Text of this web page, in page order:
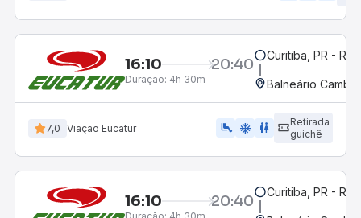
16:10 20:40
Duração: 4h 30m
Curitiba, PR -
Balneário
7,0 Viação Eucatur airline_seat_legroom_extra ac_unit WC
Retirada
guichê
16:10 20:40
Duração: 4h 30m
Curitiba, PR -